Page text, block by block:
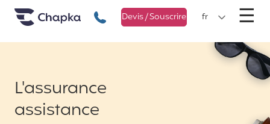
Chapka Assurances Voyages
+33 1 74 85 50 50
Devis / Souscrire fr ☰
L'assurance
assistance